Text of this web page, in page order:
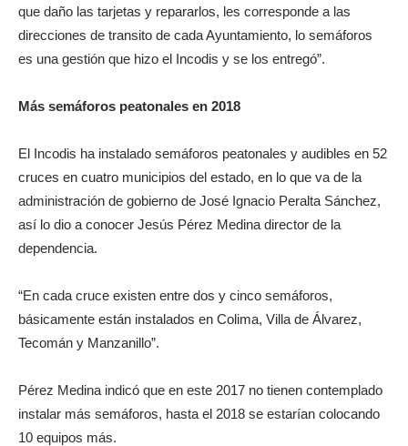
que daño las tarjetas y repararlos, les corresponde a las
direcciones de transito de cada Ayuntamiento, lo semáforos
es una gestión que hizo el Incodis y se los entregó”.
Más semáforos peatonales en 2018
El Incodis ha instalado semáforos peatonales y audibles en 52
cruces en cuatro municipios del estado, en lo que va de la
administración de gobierno de José Ignacio Peralta Sánchez,
así lo dio a conocer Jesús Pérez Medina director de la
dependencia.
“En cada cruce existen entre dos y cinco semáforos,
básicamente están instalados en Colima, Villa de Álvarez,
Tecomán y Manzanillo”.
Pérez Medina indicó que en este 2017 no tienen contemplado
instalar más semáforos, hasta el 2018 se estarían colocando
10 equipos más.